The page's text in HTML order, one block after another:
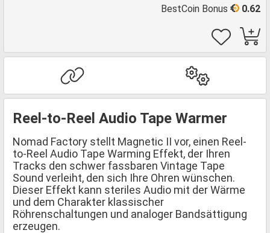
0.62
BestCoin Bonus
Reel-to-Reel Audio Tape Warmer
Nomad Factory stellt Magnetic II vor, einen Reel-
to-Reel Audio Tape Warming Effekt, der Ihren
Tracks den schwer fassbaren Vintage Tape
Sound verleiht, den sich Ihre Ohren wünschen.
Dieser Effekt kann steriles Audio mit der Wärme
und dem Charakter klassischer
Röhrenschaltungen und analoger Bandsättigung
erzeugen.